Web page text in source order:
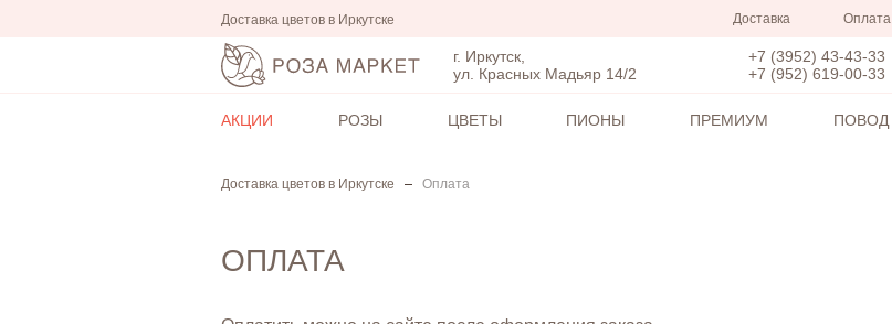
Доставка цветов в Иркутске Доставка Оплата
г. Иркутск,
ул. Красных Мадьяр 14/2
+7 (3952) 43-43-33
+7 (952) 619-00-33
АКЦИИ РОЗЫ ЦВЕТЫ ПИОНЫ ПРЕМИУМ ПОВОД
Доставка цветов в Иркутске Оплата
ОПЛАТА